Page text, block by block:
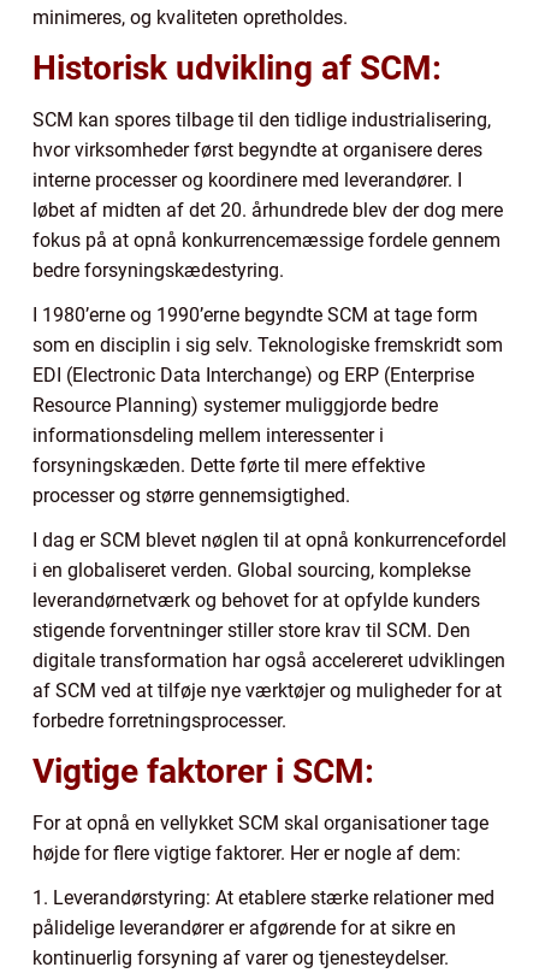
minimeres, og kvaliteten opretholdes.
Historisk udvikling af SCM:
SCM kan spores tilbage til den tidlige industrialisering,
hvor virksomheder først begyndte at organisere deres
interne processer og koordinere med leverandører. I
løbet af midten af det 20. århundrede blev der dog mere
fokus på at opnå konkurrencemæssige fordele gennem
bedre forsyningskædestyring.
I 1980’erne og 1990’erne begyndte SCM at tage form
som en disciplin i sig selv. Teknologiske fremskridt som
EDI (Electronic Data Interchange) og ERP (Enterprise
Resource Planning) systemer muliggjorde bedre
informationsdeling mellem interessenter i
forsyningskæden. Dette førte til mere effektive
processer og større gennemsigtighed.
I dag er SCM blevet nøglen til at opnå konkurrencefordel
i en globaliseret verden. Global sourcing, komplekse
leverandørnetværk og behovet for at opfylde kunders
stigende forventninger stiller store krav til SCM. Den
digitale transformation har også accelereret udviklingen
af SCM ved at tilføje nye værktøjer og muligheder for at
forbedre forretningsprocesser.
Vigtige faktorer i SCM:
For at opnå en vellykket SCM skal organisationer tage
højde for flere vigtige faktorer. Her er nogle af dem:
1. Leverandørstyring: At etablere stærke relationer med
pålidelige leverandører er afgørende for at sikre en
kontinuerlig forsyning af varer og tjenesteydelser.